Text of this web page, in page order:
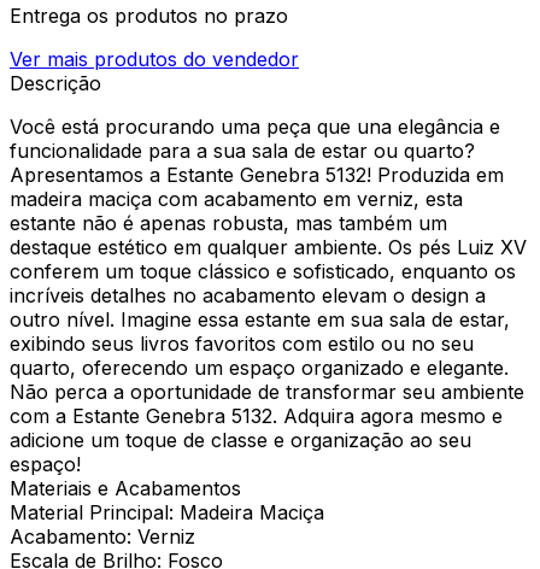
Entrega os produtos no prazo
Ver mais produtos do vendedor
Descrição
Você está procurando uma peça que una elegância e
funcionalidade para a sua sala de estar ou quarto?
Apresentamos a Estante Genebra 5132! Produzida em
madeira maciça com acabamento em verniz, esta
estante não é apenas robusta, mas também um
destaque estético em qualquer ambiente. Os pés Luiz XV
conferem um toque clássico e sofisticado, enquanto os
incríveis detalhes no acabamento elevam o design a
outro nível. Imagine essa estante em sua sala de estar,
exibindo seus livros favoritos com estilo ou no seu
quarto, oferecendo um espaço organizado e elegante.
Não perca a oportunidade de transformar seu ambiente
com a Estante Genebra 5132. Adquira agora mesmo e
adicione um toque de classe e organização ao seu
espaço!
Materiais e Acabamentos
Material Principal: Madeira Maciça
Acabamento: Verniz
Escala de Brilho: Fosco